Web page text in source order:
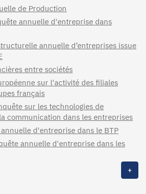
de Production
annuelle d'entreprise dans
annuelle d’entreprises issue
entre sociétés
sur l'activité des filiales
français
sur les technologies de
communication dans les entreprises
annuelle d'entreprise dans le BTP
annuelle d'entreprise dans les
+